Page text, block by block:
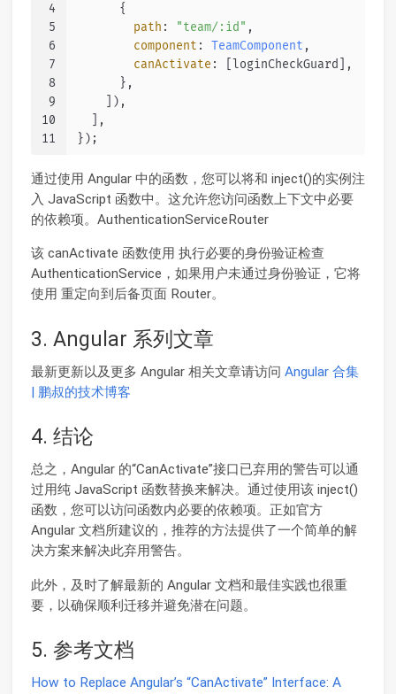
4
5
6
7
8
9
10
11
      {
path : "team/:id" ,
component : TeamComponent ,
canActivate : [loginCheckGuard],
      },
    ]),
  ],
});
通过使用 Angular 中的函数，您可以将和 inject()的实例注
入 JavaScript 函数中。这允许您访问函数上下文中必要
的依赖项。AuthenticationServiceRouter
该 canActivate 函数使用 执行必要的身份验证检查
AuthenticationService，如果用户未通过身份验证，它将
使用 重定向到后备页面 Router。
3. Angular 系列文章
最新更新以及更多 Angular 相关文章请访问 Angular 合集
| 鹏叔的技术博客
4. 结论
总之，Angular 的“CanActivate”接口已弃用的警告可以通
过用纯 JavaScript 函数替换来解决。通过使用该 inject()
函数，您可以访问函数内必要的依赖项。正如官方
Angular 文档所建议的，推荐的方法提供了一个简单的解
决方案来解决此弃用警告。
此外，及时了解最新的 Angular 文档和最佳实践也很重
要，以确保顺利迁移并避免潜在问题。
5. 参考文档
How to Replace Angular’s “CanActivate” Interface: A